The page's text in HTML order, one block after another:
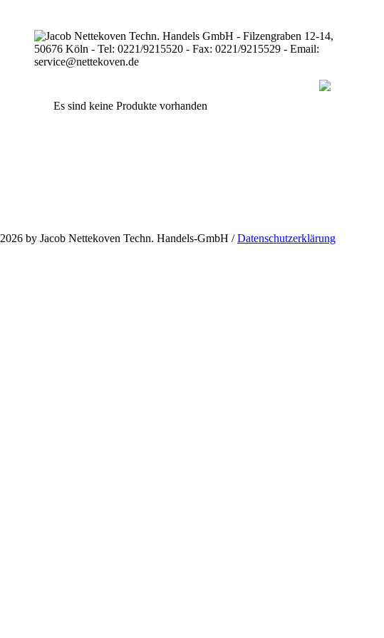
Es sind keine Produkte vorhanden
2026 by Jacob Nettekoven Techn. Handels-GmbH /Datenschutzerklärung